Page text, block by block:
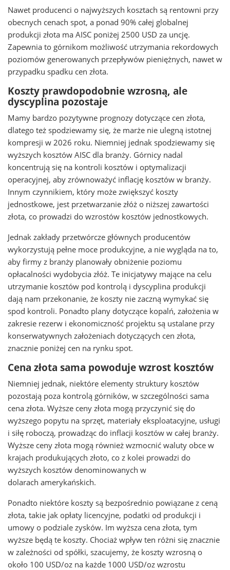
Nawet producenci o najwyższych kosztach są rentowni przy
obecnych cenach spot, a ponad 90% całej globalnej
produkcji złota ma AISC poniżej 2500 USD za uncję.
Zapewnia to górnikom możliwość utrzymania rekordowych
poziomów generowanych przepływów pieniężnych, nawet w
przypadku spadku cen złota.
Koszty prawdopodobnie wzrosną, ale
dyscyplina pozostaje
Mamy bardzo pozytywne prognozy dotyczące cen złota,
dlatego też spodziewamy się, że marże nie ulegną istotnej
kompresji w 2026 roku. Niemniej jednak spodziewamy się
wyższych kosztów AISC dla branży. Górnicy nadal
koncentrują się na kontroli kosztów i optymalizacji
operacyjnej, aby zrównoważyć inflację kosztów w branży.
Innym czynnikiem, który może zwiększyć koszty
jednostkowe, jest przetwarzanie złóż o niższej zawartości
złota, co prowadzi do wzrostów kosztów jednostkowych.
Jednak zakłady przetwórcze głównych producentów
wykorzystują pełne moce produkcyjne, a nie wygląda na to,
aby firmy z branży planowały obniżenie poziomu
opłacalności wydobycia złóż. Te inicjatywy mające na celu
utrzymanie kosztów pod kontrolą i dyscyplina produkcji
dają nam przekonanie, że koszty nie zaczną wymykać się
spod kontroli. Ponadto plany dotyczące kopalń, założenia w
zakresie rezerw i ekonomiczność projektu są ustalane przy
konserwatywnych założeniach dotyczących cen złota,
znacznie poniżej cen na rynku spot.
Cena złota sama powoduje wzrost kosztów
Niemniej jednak, niektóre elementy struktury kosztów
pozostają poza kontrolą górników, w szczególności sama
cena złota. Wyższe ceny złota mogą przyczynić się do
wyższego popytu na sprzęt, materiały eksploatacyjne, usługi
i siłę roboczą, prowadząc do inflacji kosztów w całej branży.
Wyższe ceny złota mogą również wzmocnić waluty obce w
krajach produkujących złoto, co z kolei prowadzi do
wyższych kosztów denominowanych w
dolarach amerykańskich.
Ponadto niektóre koszty są bezpośrednio powiązane z ceną
złota, takie jak opłaty licencyjne, podatki od produkcji i
umowy o podziale zysków. Im wyższa cena złota, tym
wyższe będą te koszty. Chociaż wpływ ten różni się znacznie
w zależności od spółki, szacujemy, że koszty wzrosną o
około 100 USD/oz na każde 1000 USD/oz wzrostu